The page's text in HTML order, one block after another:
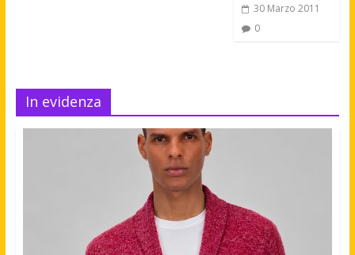
30 Marzo 2011
0
In evidenza